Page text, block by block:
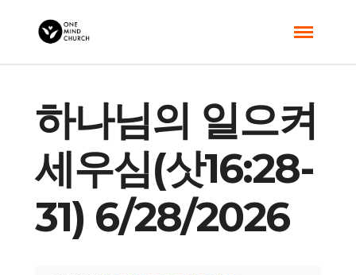
하나님의 일으켜
세우심(삿16:28-
31) 6/28/2026